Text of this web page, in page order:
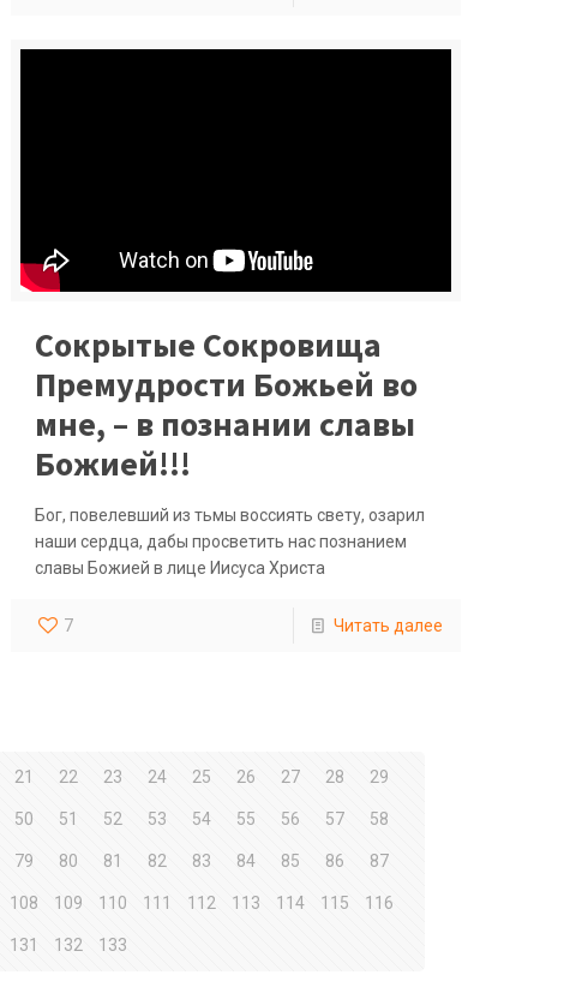
Сокрытые Сокровища
Премудрости Божьей во
мне, – в познании славы
Божией!!!
Бог, повелевший из тьмы воссиять свету, озарил
наши сердца, дабы просветить нас познанием
славы Божией в лице Иисуса Христа
7 Читать далее
21 22 23 24 25 26 27 28 29
50 51 52 53 54 55 56 57 58
79 80 81 82 83 84 85 86 87
108 109 110 111 112 113 114 115 116
131 132 133